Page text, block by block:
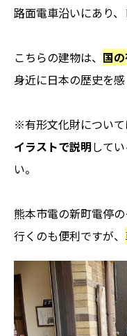
路面電車沿いにあり、
こちらの建物は、 国
身近に日本の歴史を
※有形文化財について
イラストで説明してい
い。
熊本市電の新町電停
行くのも便利ですが、